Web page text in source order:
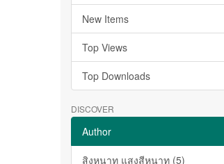
New Items
Top Views
Top Downloads
DISCOVER
Author
สิงหนาท แสงสีหนาท (5)